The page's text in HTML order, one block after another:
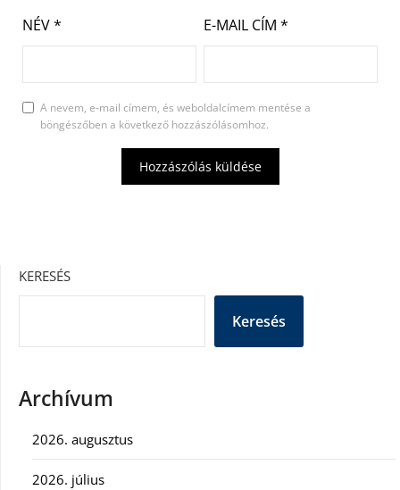
NÉV* E-MAIL CÍM *
A nevem, e-mail címem, és weboldalcímem mentése a
böngészőben a következő hozzászólásomhoz.
KERESÉS
Keresés
Archívum
2026. augusztus
2026. július